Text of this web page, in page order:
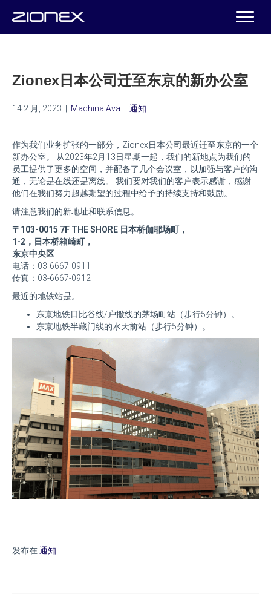
Zionex日本公司迁至东京的新办公室
14 2 月, 2023 Machina Ava 通知
作为我们业务扩张的一部分，Zionex日本公司最近迁至东京的一个
新办公室。 从2023年2月13日星期一起，我们的新地点为我们的
员工提供了更多的空间，并配备了几个会议室，以加强与客户的沟
通，无论是在线还是离线。 我们要对我们的客户表示感谢，感谢
他们在我们努力超越期望的过程中给予的持续支持和鼓励。
请注意我们的新地址和联系信息。
〒103-0015 7F THE SHORE 日本桥伽耶场町，
1-2，日本桥箱崎町，
东京中央区
电话：03-6667-0911
传真：03-6667-0912
最近的地铁站是。
东京地铁日比谷线/户撒线的茅场町站（步行5分钟）。
东京地铁半藏门线的水天前站（步行5分钟）。
发布在通知